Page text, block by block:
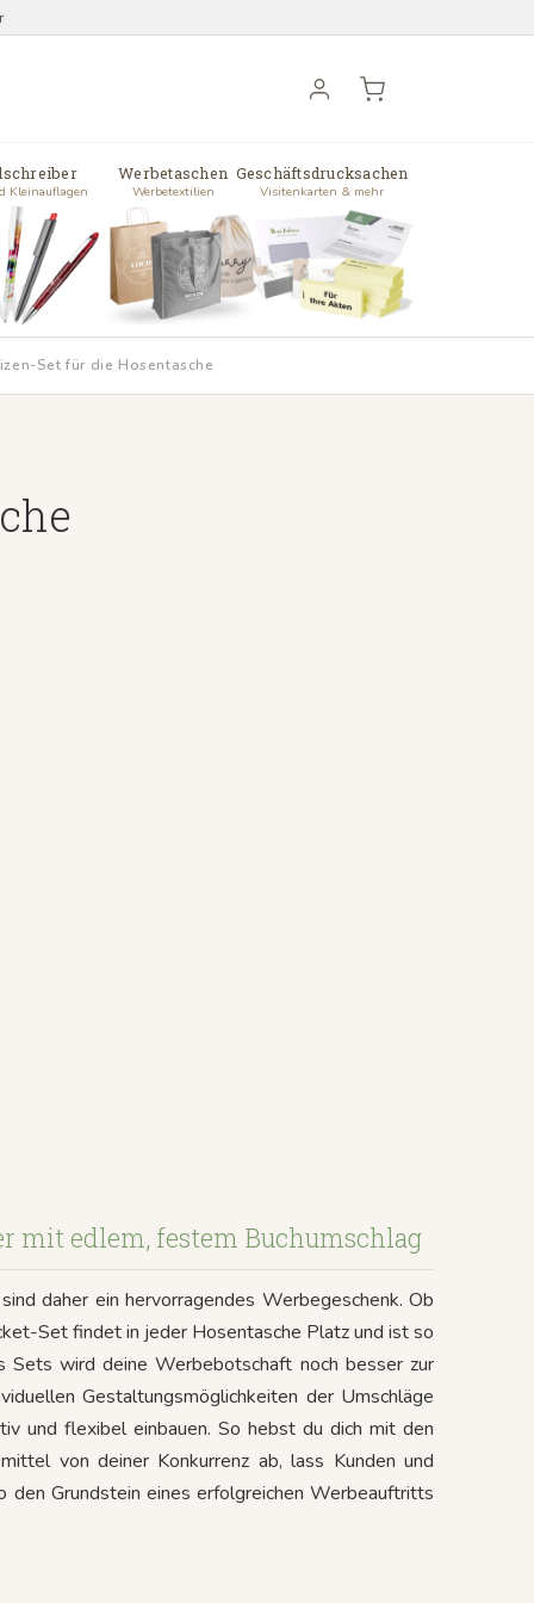
Kleinauflagen
Werbetaschen
Werbetextilien
Geschäftsdrucksachen
Visitenkarten & mehr
Set für die Hosentasche
mit edlem, festem Buchumschlag
daher ein hervorragendes Werbegeschenk. Ob
Set findet in jeder Hosentasche Platz und ist so
wird deine Werbebotschaft noch besser zur
Gestaltungsmöglichkeiten der Umschläge
und flexibel einbauen. So hebst du dich mit den
von deiner Konkurrenz ab, lass Kunden und
Grundstein eines erfolgreichen Werbeauftritts